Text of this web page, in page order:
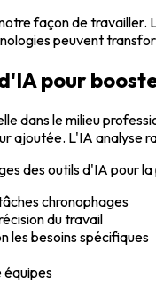
façon de travailler.
peuvent
pour
dans le milieu
ajoutée. L'IA analyse
des outils d'IA pour
chronophages
du travail
les besoins spécifiques
équipes